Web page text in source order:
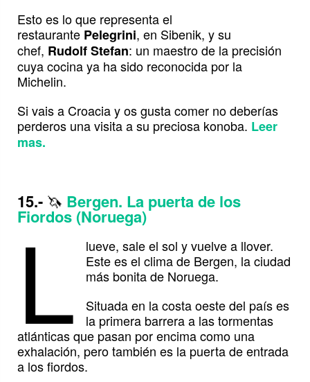
Esto es lo que representa el
restaurante Pelegrini, en Sibenik, y su
chef, Rudolf Stefan: un maestro de la precisión
cuya cocina ya ha sido reconocida por la
Michelin.
Si vais a Croacia y os gusta comer no deberías
perderos una visita a su preciosa konoba. Leer
mas.
15.- 🦄 Bergen. La puerta de los
Fiordos (Noruega)
L
lueve, sale el sol y vuelve a llover.
Este es el clima de Bergen, la ciudad
más bonita de Noruega.
Situada en la costa oeste del país es
la primera barrera a las tormentas
atlánticas que pasan por encima como una
exhalación, pero también es la puerta de entrada
a los fiordos.